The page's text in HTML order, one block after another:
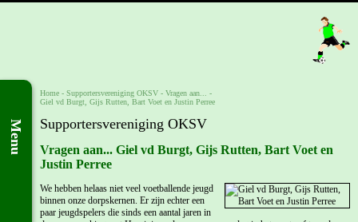
Menu
Home - Supportersvereniging OKSV - Vragen aan...
-
Giel vd Burgt, Gijs Rutten, Bart Voet en Justin Perree
Supportersvereniging OKSV
Vragen aan... Giel vd Burgt, Gijs Rutten, Bart Voet en
Justin Perree
We hebben helaas niet veel voetballende jeugd
binnen onze dorpskernen. Er zijn echter een
paar jeugdspelers die sinds een aantal jaren in